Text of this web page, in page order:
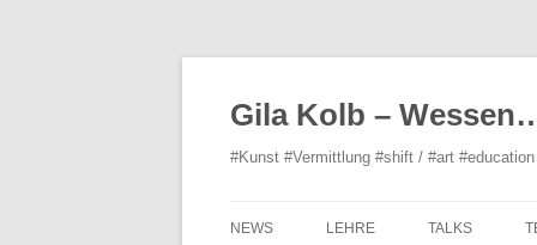
Gila Kolb –
#Kunst #Vermittlung #shift / #art
NEWS LEHRE TALKS